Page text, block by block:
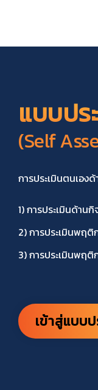
แบบปร
(Self
การประเมินตนเอง
1) การประเมินด้าน
2) การประเมินพฤ
3) การประเมินพฤ
เข้าสู่แบบป